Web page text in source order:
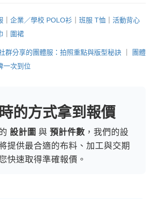
企業／學校 POLO衫 班服 T恤
活動背心
圍裙
群分享的團體服：拍照重點與版型秘訣
團體
一次到位
的方式拿到報價
設計圖 與 預計件數 ，我們的設
提供最合適的布料、加工與交期
快速取得準確報價。